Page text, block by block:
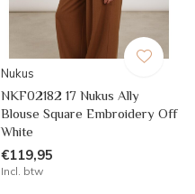
Nukus
NKF02182 17 Nukus Ally
Blouse Square Embroidery Off
White
€119,95
Incl. btw